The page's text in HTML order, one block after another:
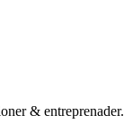
& entreprenader.